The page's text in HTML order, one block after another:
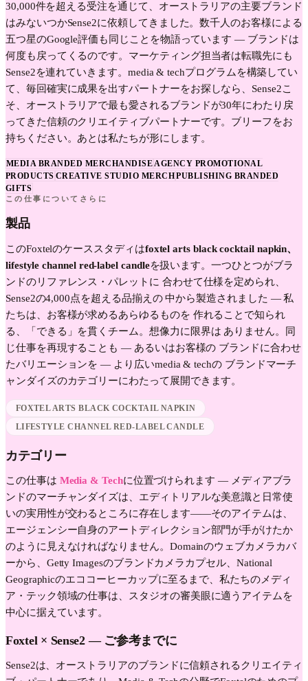
30,000件を超える受注を通じて、オーストラリアの主要ブランド
はみないつかSense2に依頼してきました。数千人のお客様による
五つ星のGoogle評価も同じことを物語っています — ブランドは
何度も戻ってくるのです。マーケティング担当者は転職先にも
Sense2を連れていきます。media & techプログラムを構築してい
て、毎回確実に成果を出すパートナーをお探しなら、Sense2こ
そ、オーストラリアで最も愛されるブランドが30年にわたり戻
ってきた信頼のクリエイティブパートナーです。ブリーフをお
持ちください。あとは私たちが形にします。
MEDIA BRANDED MERCHANDISE AGENCY PROMOTIONAL
PRODUCTS CREATIVE STUDIO MERCHPUBLISHING BRANDED
GIFTS
この仕事についてさらに
製品
このFoxtelのケーススタディはfoxtel arts black cocktail napkin、
lifestyle channel red-label candleを扱います。一つひとつがブラ
ンドのリファレンス・パレットに 合わせて仕様を定められ、
Sense2の4,000点を超える品揃えの 中から製造されました — 私
たちは、お客様が求めるあらゆるものを 作れることで知られ
る、「できる」を貫くチーム。想像力に限界は ありません。同
じ仕事を再現することも — あるいはお客様の ブランドに合わせ
たバリエーションを — より広いmedia & techの ブランドマーチ
ャンダイズのカテゴリーにわたって展開できます。
FOXTEL ARTS BLACK COCKTAIL NAPKIN
LIFESTYLE CHANNEL RED-LABEL CANDLE
カテゴリー
この仕事は Media & Techに位置づけられます — メディアブラ
ンドのマーチャンダイズは、エディトリアルな美意識と日常使
いの実用性が交わるところに存在します——そのアイテムは、
エージェンシー自身のアートディレクション部門が手がけたか
のように見えなければなりません。Domainのウェブカメラカバ
ーから、Getty Imagesのブランドカメラカプセル、National
Geographicのエココーヒーカップに至るまで、私たちのメディ
ア・テック領域の仕事は、スタジオの審美眼に適うアイテムを
中心に据えています。
Foxtel × Sense2 — ご参考までに
Sense2は、オーストラリアのブランドに信頼されるクリエイティ